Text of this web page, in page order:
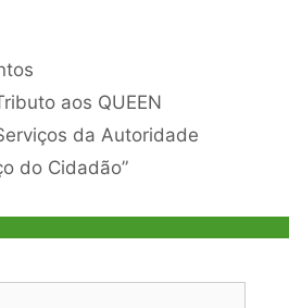
aos QUEEN
da Autoridade
do Cidadão”